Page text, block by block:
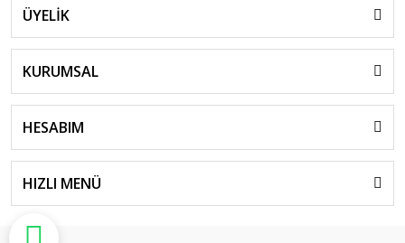
ÜYELİK
KURUMSAL
HESABIM
HIZLI MENÜ